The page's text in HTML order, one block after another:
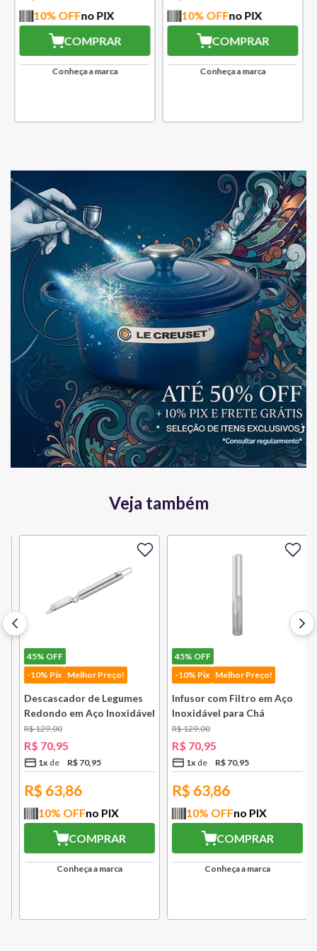
10% OFFno PIX
COMPRAR
Conheça a marca
10% OFFno PIX
COMPRAR
Conheça a marca
Veja também
45%OFF
-10% Pix
Melhor Preço!
Descascador de Legumes
Redondo em Aço Inoxidável
131 mm Bsf
R$129,00
R$70,95
1 x R$70,95
R$63,86
10% OFFno PIX
COMPRAR
Conheça a marca
45%OFF
-10% Pix
Melhor Preço!
Infusor com Filtro em Aço
Inoxidável para Chá
Lausanne Bsf
R$129,00
R$70,95
1 x R$70,95
R$63,86
10% OFFno PIX
COMPRAR
Conheça a marca